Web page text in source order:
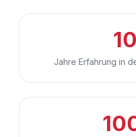
Jahre Erfahrung in